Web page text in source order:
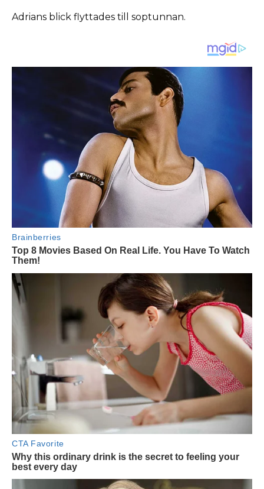
Adrians blick flyttades till soptunnan.